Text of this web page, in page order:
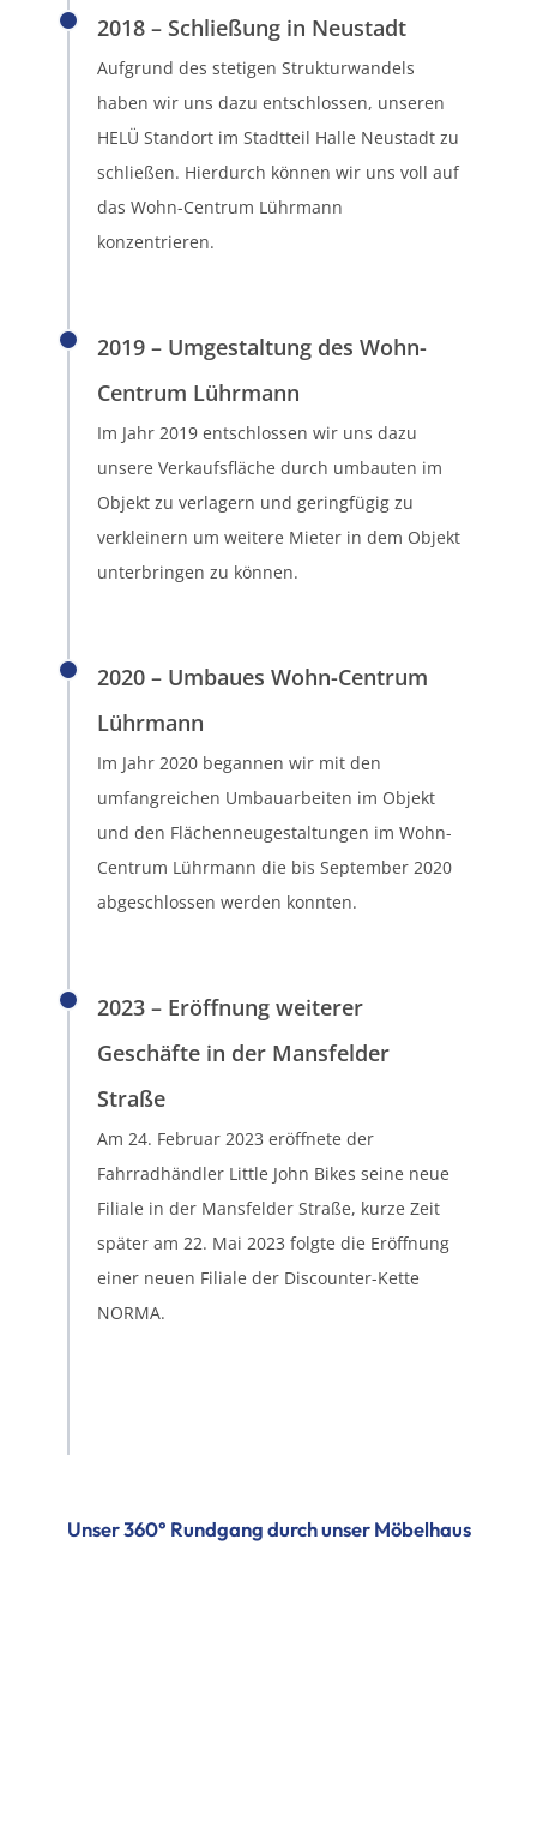
2018 – Schließung in Neustadt
Aufgrund des stetigen Strukturwandels
haben wir uns dazu entschlossen, unseren
HELÜ Standort im Stadtteil Halle Neustadt zu
schließen. Hierdurch können wir uns voll auf
das Wohn-Centrum Lührmann
konzentrieren.
2019 – Umgestaltung des Wohn-
Centrum Lührmann
Im Jahr 2019 entschlossen wir uns dazu
unsere Verkaufsfläche durch umbauten im
Objekt zu verlagern und geringfügig zu
verkleinern um weitere Mieter in dem Objekt
unterbringen zu können.
2020 – Umbaues Wohn-Centrum
Lührmann
Im Jahr 2020 begannen wir mit den
umfangreichen Umbauarbeiten im Objekt
und den Flächenneugestaltungen im Wohn-
Centrum Lührmann die bis September 2020
abgeschlossen werden konnten.
2023 – Eröffnung weiterer
Geschäfte in der Mansfelder
Straße
Am 24. Februar 2023 eröffnete der
Fahrradhändler Little John Bikes seine neue
Filiale in der Mansfelder Straße, kurze Zeit
später am 22. Mai 2023 folgte die Eröffnung
einer neuen Filiale der Discounter-Kette
NORMA.
Unser 360° Rundgang durch unser Möbelhaus